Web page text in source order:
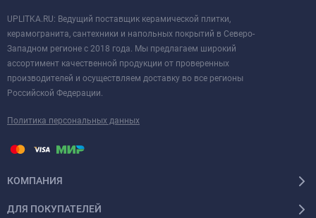
UPLITKA.RU: Ведущий поставщик керамической плитки,
керамогранита, сантехники и напольных покрытий в Северо-
Западном регионе с 2018 года. Мы предлагаем широкий
ассортимент качественной продукции от проверенных
производителей и осуществляем доставку во все регионы
Российской Федерации.
Политика персональных данных
КОМПАНИЯ
ДЛЯ ПОКУПАТЕЛЕЙ